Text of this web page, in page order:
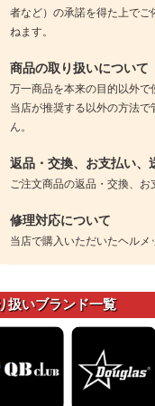
者など）の承諾を得た上で
ねます。
商品の取り扱いについて
万一商品を本来の目的以外
当店が推奨する以外の方法
ん。
返品・交換、お支払い、
ご注文商品の返品・交換、
修理対応について
当店で購入いただいたヘル
扱いブランド一覧